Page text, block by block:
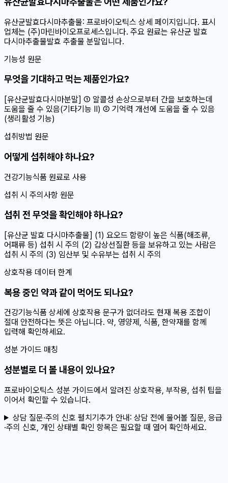
유산균발효다시마추출물: 프로바이오틱스 상세 페이지입니다. 표시
업체는 (주)마린바이오프로세스입니다. 주요 원료는 유산균 발효
다시마추출물발효 추출물 분말입니다.
기능성 원문
무엇을 기대하고 먹는 제품인가요?
[유산균발효다시마분말] ① 알콜성 손상으로부터 간을 보호하는데
도움을 줄 수 있음(기타기능 Ⅱ) ② 기억력 개선에 도움을 줄 수 있음
(생리활성 기능)
섭취방법 원문
어떻게 섭취해야 하나요?
건강기능식품 원료로 사용
섭취 시 주의사항 원문
섭취 전 무엇을 확인해야 하나요?
[유산균 발효 다시마추출물] (1) 요오드 함량이 높은 식품(해조류,
어패류 등) 섭취 시 주의 (2) 갑상선질환 등을 보유하고 있는 사람은
섭취 시 주의 (3) 임산부 및 수유부는 섭취 시 주의
상호작용 데이터 한계
복용 중인 약과 같이 먹어도 되나요?
건강기능식품 상세에 상호작용 문구가 없더라도 현재 복용 조합이
절대 안전하다는 뜻은 아닙니다. 약, 영양제, 식품, 한약재를 함께
입력해 확인하세요.
성분 가이드 매칭
성분별로 더 볼 내용이 있나요?
프로바이오틱스 성분 가이드에서 알려진 상호작용, 부작용, 섭취 팁을
이어서 확인할 수 있습니다.
상담 질문·주의 신호 펼치기추가 안내: 상담 전에 물어볼 질문, 응급
·주의 신호, 개인 상태별 확인 항목은 필요할 때 열어 확인하세요.